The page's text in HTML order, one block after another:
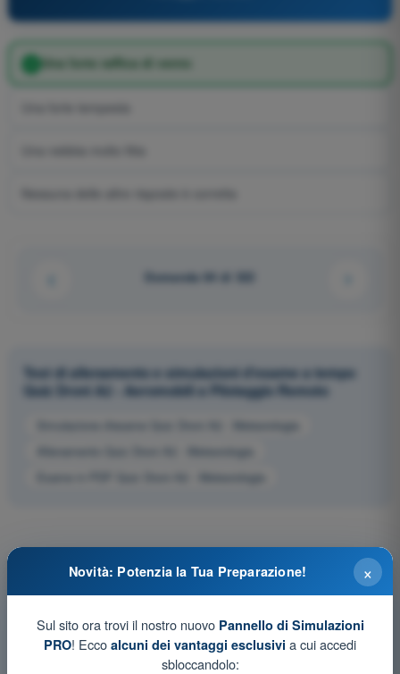
Una forte raffica di vento
Domanda 64 di 322
Test di allenamento e simulazioni d'esame a tempo
Quiz Droni A2 - Aeromobili a Pilotaggio Remoto
Simulazione d'esame Quiz Droni A2 - Meteorologia
Allenamento Quiz Droni A2 - Meteorologia
Esame in PDF Quiz Droni A2 - Meteorologia
×
Novità: Potenzia la Tua Preparazione!
Sul sito ora trovi il nostro nuovo Pannello di Simulazioni
PRO! Ecco alcuni dei vantaggi esclusivi a cui accedi
sbloccandolo: